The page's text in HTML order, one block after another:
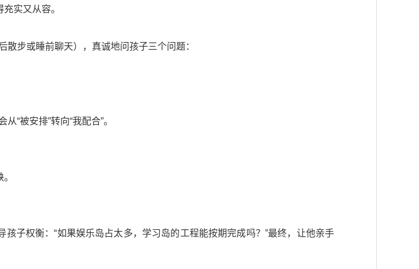
实又从容。
步或睡前聊天），真诚地问孩子三个问题：
“被安排”转向“我配合”。
子权衡：“如果娱乐岛占太多，学习岛的工程能按期完成吗？”最终，让他亲手